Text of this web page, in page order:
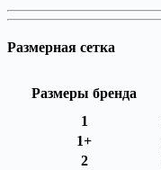
Размерная сетка
Размеры бренда
1
1+
2